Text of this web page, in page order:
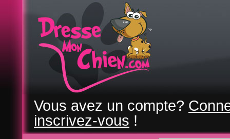
Vous avez un compte?
inscrivez-vous !